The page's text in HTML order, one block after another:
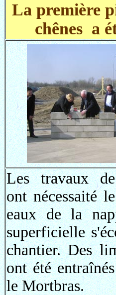
La première
chênes a
Les travaux de
ont nécessaité
eaux de la
superficielle
chantier. Des
ont été
le Mortbras.